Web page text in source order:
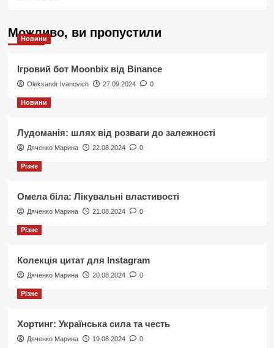
Можливо, ви пропустили
Новини
Ігровий бот Moonbix від Binance
Oleksandr Ivanovich 27.09.2024 0
Новини
Лудоманія: шлях від розваги до залежності
Дяченко Марина 22.08.2024 0
Різне
Омела біла: Лікувальні властивості
Дяченко Марина 21.08.2024 0
Різне
Колекція цитат для Instagram
Дяченко Марина 20.08.2024 0
Різне
Хортинг: Українська сила та честь
Дяченко Марина 19.08.2024 0